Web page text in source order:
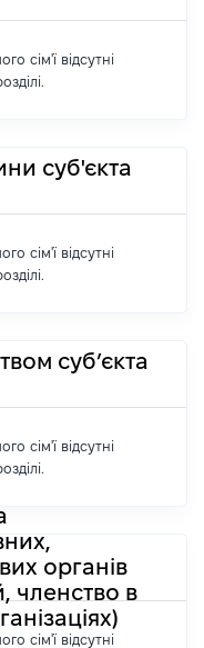
сім'ї відсутні
суб'єкта
сім'ї відсутні
суб’єкта
сім'ї відсутні
органів
членство в
сім'ї відсутні